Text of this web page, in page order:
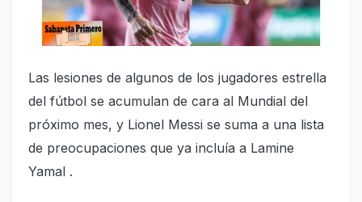
Las lesiones de algunos de los jugadores estrella
del fútbol se acumulan de cara al Mundial del
próximo mes, y Lionel Messi se suma a una lista
de preocupaciones que ya incluía a Lamine
Yamal .